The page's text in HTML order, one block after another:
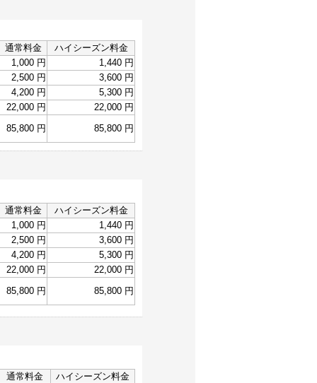
通常料金
ハイシーズン料金
1,000 円
1,440 円
2,500 円
3,600 円
4,200 円
5,300 円
22,000 円
22,000 円
85,800 円
85,800 円
通常料金
ハイシーズン料金
1,000 円
1,440 円
2,500 円
3,600 円
4,200 円
5,300 円
22,000 円
22,000 円
85,800 円
85,800 円
通常料金
ハイシーズン料金